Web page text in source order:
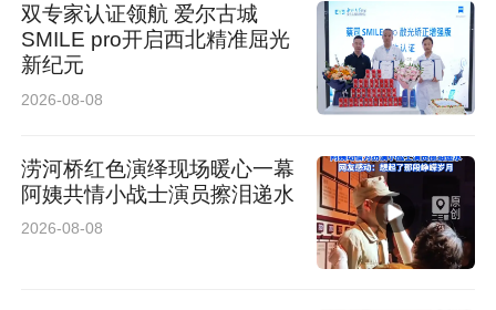
本次活动由西安市城市管理和综合执法局、西安
双专家认证领航 爱尔古城
SMILE pro开启西北精准屈光
新纪元
2026-08-08
涝河桥红色演绎现场暖心一幕
阿姨共情小战士演员擦泪递水
2026-08-08